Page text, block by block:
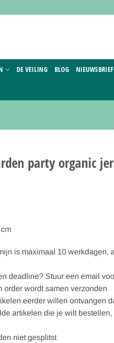
DE VEILING BLOG NIEUWSBRIEF
party organic
is maximaal 10 werkdagen,
deadline? Stuur een email
order wordt samen verzonden
eerder willen ontvangen
artikelen die je wilt
niet gesplitst